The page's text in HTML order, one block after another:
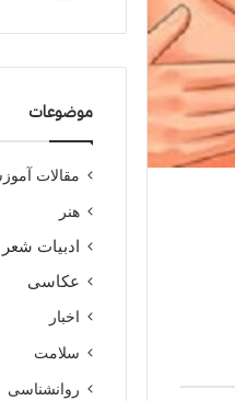
موضوعات
مقالات
هنر
ادبیات شعر
عکاسی
اخبار
سلامت
روانشناسی